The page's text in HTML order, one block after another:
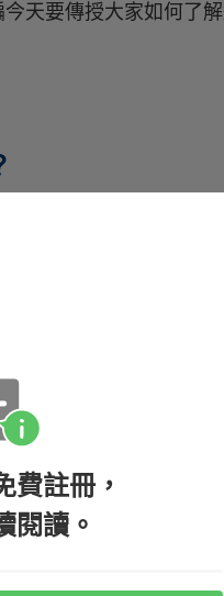
天要傳授大家如何了
解意思，但看到
。
你說得有道理。）
費註冊，
閱讀。